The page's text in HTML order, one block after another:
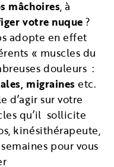
mâchoires, à
votre nuque ?
adopte en effet
« muscles du
douleurs :
migrainesetc.
d’agir sur votre
qu’il sollicite
kinésithérapeute,
pour vous